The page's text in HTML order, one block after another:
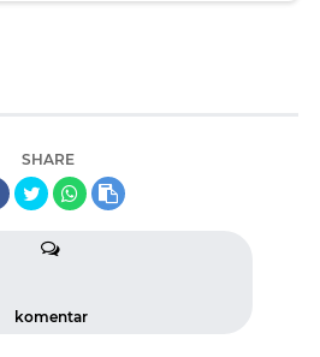
SHARE
komentar